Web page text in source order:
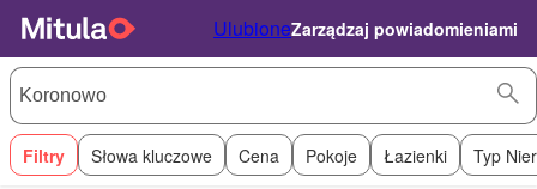
UlubioneZarządzaj powiadomieniami
Filtry Słowa kluczowe Cena Pokoje Łazienki Typ